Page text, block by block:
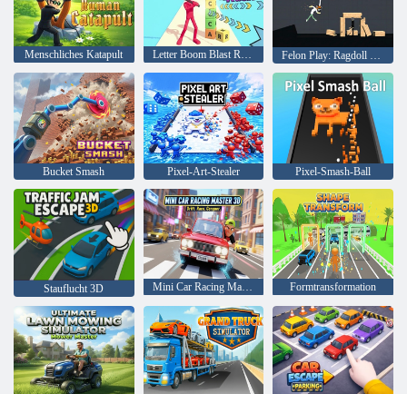
Menschliches Katapult Letter Boom Blast Rush Felon Play: Ragdoll Sandbox
Bucket Smash Pixel-Art-Stealer Pixel-Smash-Ball
Stauflucht 3D Mini Car Racing Master 3D Formtransformation